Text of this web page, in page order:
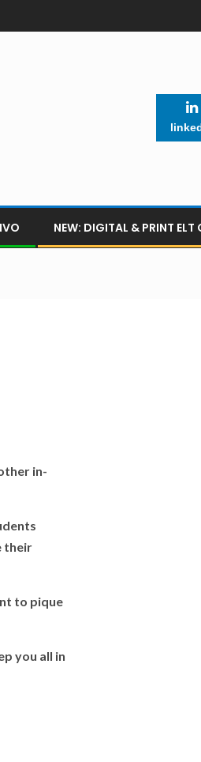
NEW: DIGITAL & PRINT ELT
in-
their
to pique
you all in